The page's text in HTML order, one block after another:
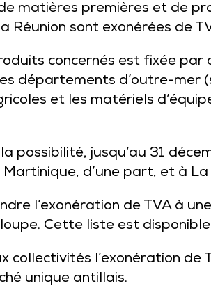
matières premières et de
sont exonérées de
concernés est fixée par
départements d’outre-mer
et les matériels
possibilité, jusqu’au 31
d’une part, et à La
l’exonération de TVA à
Cette liste est disponible
collectivités l’exonération
unique antillais.